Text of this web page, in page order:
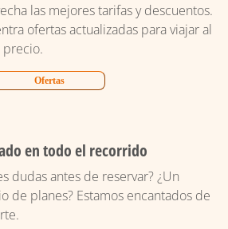
las mejores tarifas y descuentos.
ofertas actualizadas para viajar al
Ofertas
en todo el recorrido
dudas antes de reservar? ¿Un
de planes? Estamos encantados de